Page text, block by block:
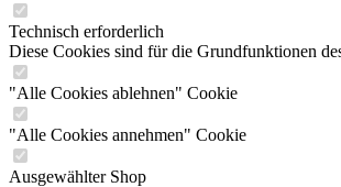
Technisch erforderlich
Diese Cookies sind für die Grundfunktionen
"Alle Cookies ablehnen" Cookie
"Alle Cookies annehmen" Cookie
Ausgewählter Shop